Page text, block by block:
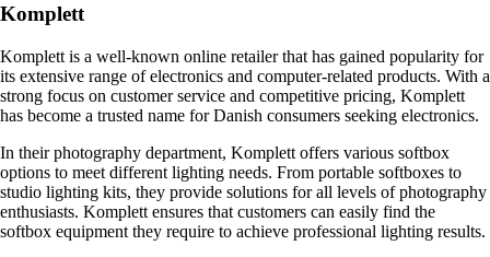
Komplett
Komplett is a well-known online retailer that has gained popularity for
its extensive range of electronics and computer-related products. With a
strong focus on customer service and competitive pricing, Komplett
has become a trusted name for Danish consumers seeking electronics.
In their photography department, Komplett offers various softbox
options to meet different lighting needs. From portable softboxes to
studio lighting kits, they provide solutions for all levels of photography
enthusiasts. Komplett ensures that customers can easily find the
softbox equipment they require to achieve professional lighting results.